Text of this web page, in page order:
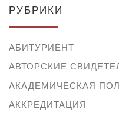
РУБРИКИ
АБИТУРИЕНТ
АВТОРСКИЕ
АКАДЕМИЧЕСКАЯ
АККРЕДИТАЦИЯ